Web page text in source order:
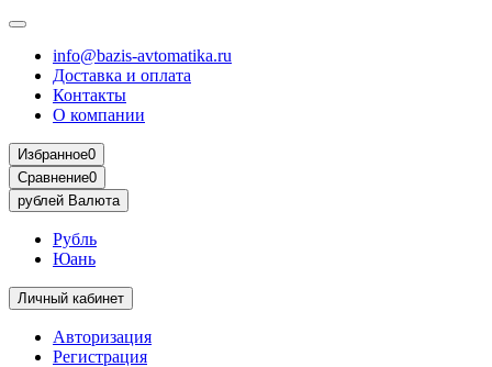
info@bazis-avtomatika.ru
Доставка и оплата
Контакты
О компании
Избранное0
Сравнение0
рублей Валюта
Рубль
Юань
Личный кабинет
Авторизация
Регистрация